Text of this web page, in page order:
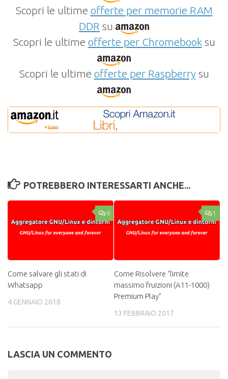
Scopri le ultime offerte per memorie RAM
DDR su
Scopri le ultime offerte per Chromebooksu
Scopri le ultime offerte per Raspberrysu
POTREBBERO INTERESSARTI ANCHE...
0
Come salvare gli stati di
Whatsapp
4 GENNAIO 2018
1
Come Risolvere “limite
massimo fruizioni (A11-1000)
Premium Play”
13 FEBBRAIO 2017
LASCIA UN COMMENTO